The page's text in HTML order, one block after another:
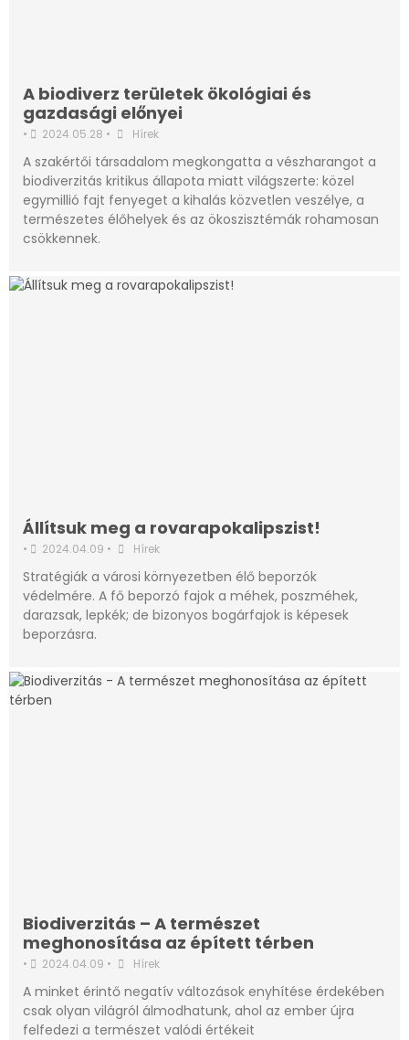
A biodiverz területek ökológiai és
gazdasági előnyei
• 2024.05.28 • Hírek
A szakértői társadalom megkongatta a vészharangot a
biodiverzitás kritikus állapota miatt világszerte: közel
egymillió fajt fenyeget a kihalás közvetlen veszélye, a
természetes élőhelyek és az ökoszisztémák rohamosan
csökkennek.
Állítsuk meg a rovarapokalipszist!
• 2024.04.09 • Hírek
Stratégiák a városi környezetben élő beporzók
védelmére. A fő beporzó fajok a méhek, poszméhek,
darazsak, lepkék; de bizonyos bogárfajok is képesek
beporzásra.
Biodiverzitás – A természet
meghonosítása az épített térben
• 2024.04.09 • Hírek
A minket érintő negatív változások enyhítése érdekében
csak olyan világról álmodhatunk, ahol az ember újra
felfedezi a természet valódi értékeit